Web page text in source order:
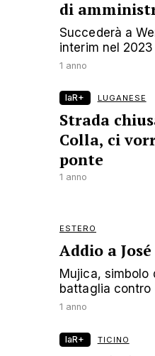
di
Succederà a
interim nel 2023
1 anno
laR+ LUGANESE
Strada
Colla, ci
ponte
1 anno
ESTERO
Addio a
Mujica, simbolo
battaglia contro
1 anno
laR+ TICINO